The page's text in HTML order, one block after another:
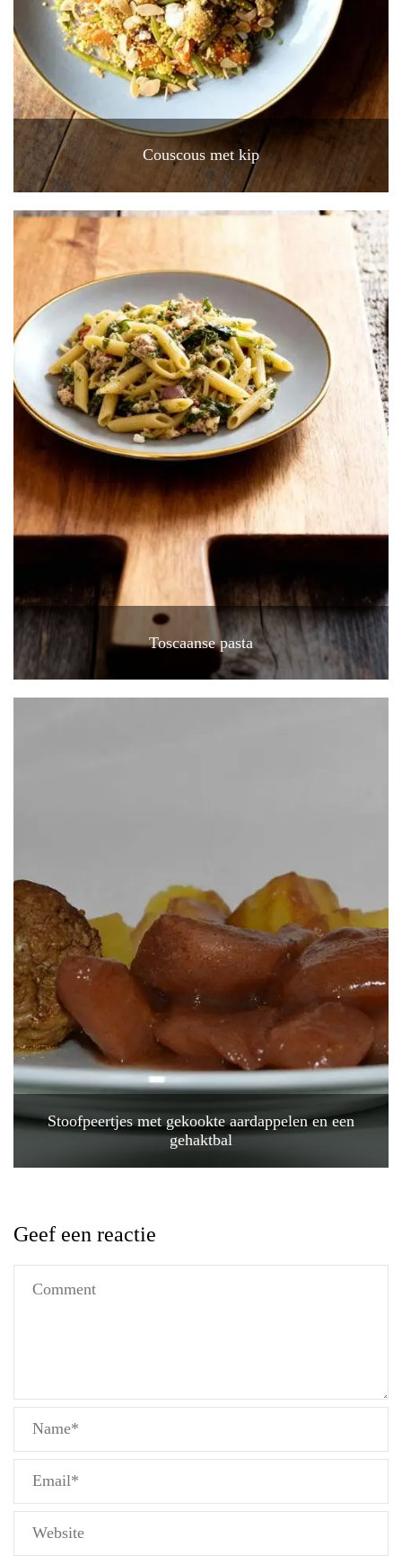
Couscous met kip
Toscaanse pasta
Stoofpeertjes met gekookte aardappelen en een
gehaktbal
Geef een reactie